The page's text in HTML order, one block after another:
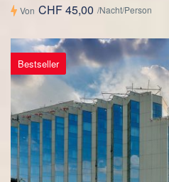
Von CHF 45,00 /Nacht/Person
Bestseller